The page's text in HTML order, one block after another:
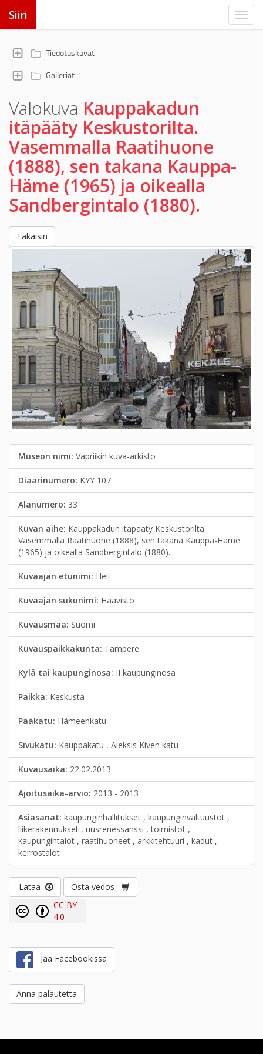
Siiri
Tiedotuskuvat
Galleriat
Valokuva Kauppakadun
itäpääty Keskustorilta.
Vasemmalla Raatihuone
(1888), sen takana Kauppa-
Häme (1965) ja oikealla
Sandbergintalo (1880).
Takaisin
Museon nimi: Vapriikin kuva-arkisto
Diaarinumero: KYY 107
Alanumero: 33
Kuvan aihe: Kauppakadun itäpääty Keskustorilta.
Vasemmalla Raatihuone (1888), sen takana Kauppa-Häme
(1965) ja oikealla Sandbergintalo (1880).
Kuvaajan etunimi: Heli
Kuvaajan sukunimi: Haavisto
Kuvausmaa: Suomi
Kuvauspaikkakunta: Tampere
Kylä tai kaupunginosa: II kaupunginosa
Paikka: Keskusta
Pääkatu: Hämeenkatu
Sivukatu: Kauppakatu , Aleksis Kiven katu
Kuvausaika: 22.02.2013
Ajoitusaika-arvio: 2013 - 2013
Asiasanat: kaupunginhallitukset , kaupunginvaltuustot ,
liikerakennukset , uusrenessanssi , toimistot ,
kaupungintalot , raatihuoneet , arkkitehtuuri , kadut ,
kerrostalot
Lataa
Osta vedos
CC BY
4.0
Jaa Facebookissa
Anna palautetta